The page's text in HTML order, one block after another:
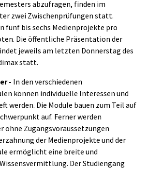
abzufragen, finden im
zwei Zwischenprüfungen statt.
fünf bis sechs Medienprojekte pro
Die öffentliche Präsentation der
jeweils am letzten Donnerstag des
statt.
- In den verschiedenen
können individuelle Interessen und
werden. Die Module bauen zum Teil auf
auf. Ferner werden
ohne Zugangsvoraussetzungen
der Medienprojekte und der
ermöglicht eine breite und
Der Studiengang